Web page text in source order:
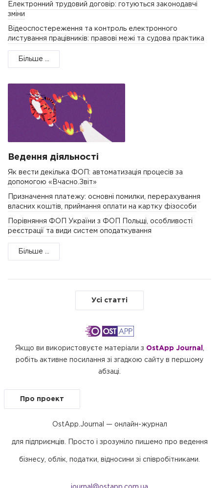
Електронний трудовий договір: готуються законодавчі
зміни
Відеоспостереження та контроль електронного
листування працівників: правові межі та судова практика
Більше ...
Ведення діяльності
Як вести декілька ФОП: автоматизація процесів за
допомогою «Вчасно.Звіт»
Призначення платежу: основні помилки, перерахування
власних коштів, приймання оплати на картку фізособи
Порівняння ФОП України з ФОП Польщі, особливості
реєстрації та види систем оподаткування
Більше ...
Усі статті
Якщо ви використовуєте матеріали з OstApp Journal
робіть активне посилання зі згадкою сайту в першому
абзаці.
Про проект
OstApp.Journal — онлайн-журнал
для підприємців. Просто і зрозуміло пишемо про ведення
бізнесу, облік, податки, відносини зі співробітниками.
journal@ostapp.com.ua